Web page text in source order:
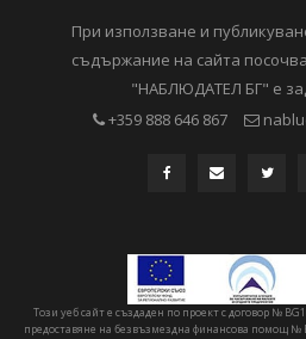
При използване и
съдържание на сайта
"НАБЛЮДАТЕЛ БГ" е
+359 888 646 867
Този уеб сайт е създаден по проект с договор №
предоставяне на безвъзмездна финансова помощ №